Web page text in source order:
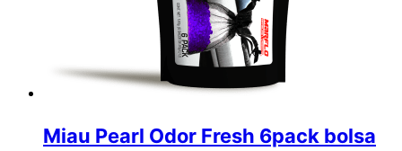
Miau Pearl Odor Fresh 6pack bolsa